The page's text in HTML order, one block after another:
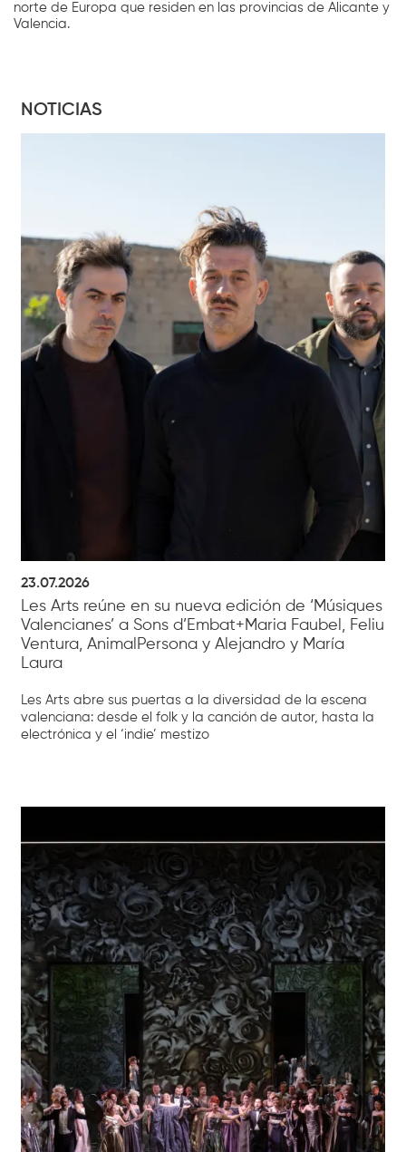
norte de Europa que residen en las provincias de Alicante y
Valencia.
NOTICIAS
23.07.2026
Les Arts reúne en su nueva edición de ‘Músiques
Valencianes’ a Sons d’Embat+Maria Faubel, Feliu
Ventura, AnimalPersona y Alejandro y María
Laura
Les Arts abre sus puertas a la diversidad de la escena
valenciana: desde el folk y la canción de autor, hasta la
electrónica y el ‘indie’ mestizo